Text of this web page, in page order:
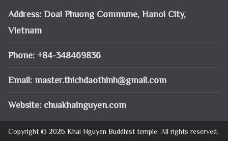
Address: Doai Phuong Commune, Hanoi City,
Vietnam
Phone: +84-348469836
Email: master.thichdaothinh@gmail.com
Website: chuakhainguyen.com
Copyright © 2026 Khai Nguyen Buddhist temple. All rights reserved.